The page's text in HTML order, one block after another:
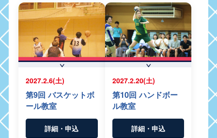
2027.2.6(土)
第9回 バスケットボ
ール教室
詳細・申込
2027.2.20(土)
第10回 ハンドボー
ル教室
詳細・申込